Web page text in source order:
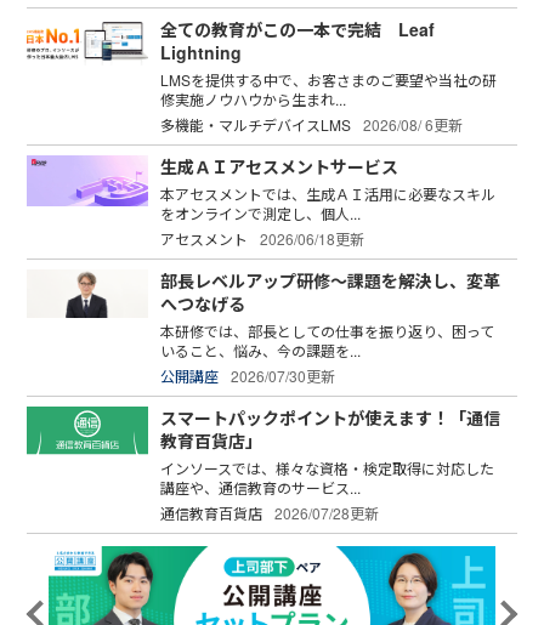
全ての教育がこの一本で完結 Leaf
Lightning
LMSを提供する中で、お客さまのご要望や当社の研
修実施ノウハウから生まれ...
多機能・マルチデバイスLMS 2026/08/ 6更新
生成ＡＩアセスメントサービス
本アセスメントでは、生成ＡＩ活用に必要なスキル
をオンラインで測定し、個人...
アセスメント
2026/06/18更新
部長レベルアップ研修～課題を解決し、変革
へつなげる
本研修では、部長としての仕事を振り返り、困って
いること、悩み、今の課題を...
公開講座 2026/07/30更新
スマートパックポイントが使えます！「通信
教育百貨店」
インソースでは、様々な資格・検定取得に対応した
講座や、通信教育のサービス...
通信教育百貨店 2026/07/28更新